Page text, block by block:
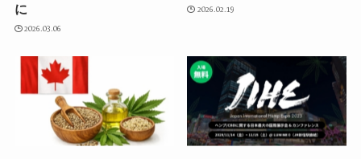
に
2026.03.06
2026.02.19